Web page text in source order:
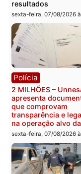
Você
Política
Marcos Rogério
Plano de
228 projetos,
públicas e
resultados
sexta-feira, 07/08/